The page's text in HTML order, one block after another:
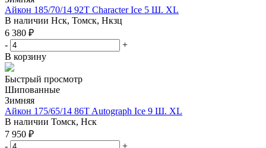
Айкон 185/70/14 92T Character Ice 5 Ш. XL
В наличии Нск, Томск, Нкзц
6 380 ₽
-
+
В корзину
Быстрый просмотр
Шипованные
Зимняя
Айкон 175/65/14 86T Autograph Ice 9 Ш. XL
В наличии Томск, Нск
7 950 ₽
-
+